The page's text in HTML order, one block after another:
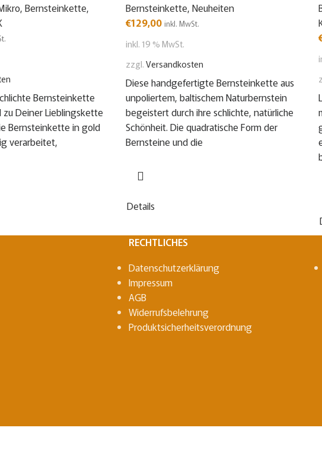
, Bernsteinkette,
Bernsteinkette
Deiner Lieblingskette
Bernsteinkette in gold
verarbeitet,
Bernsteinkette, Neuheiten
€129,00 inkl. MwSt.
inkl. 19 % MwSt.
zzgl.Versandkosten
Diese handgefertigte Bernsteinkette aus
unpoliertem, baltischem Naturbernstein
begeistert durch ihre schlichte, natürliche
Schönheit. Die quadratische Form der
Bernsteine und die
Details
RECHTLICHES
Datenschutzerklärung
Impressum
AGB
Widerrufsbelehrung
Produktsicherheitsverordnung